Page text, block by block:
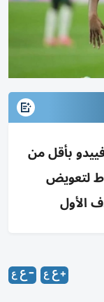
بأقل من
لتعويض
الأول